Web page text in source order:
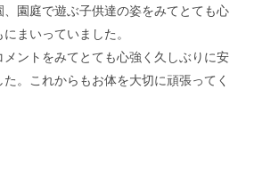
、園庭で遊ぶ子供達の姿をみてとても心
まいっていました。
メントをみてとても心強く久しぶりに安
。これからもお体を大切に頑張ってく